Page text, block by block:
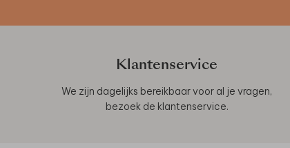
Klantenservice
We zijn dagelijks bereikbaar voor al je vragen,
bezoek de klantenservice.